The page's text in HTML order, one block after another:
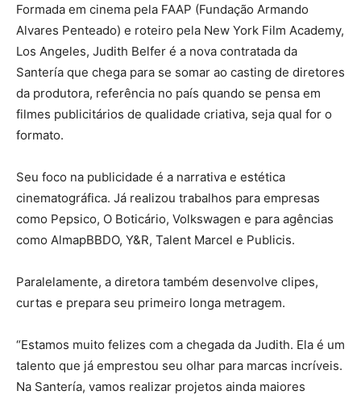
Formada em cinema pela FAAP (Fundação Armando
Alvares Penteado) e roteiro pela New York Film Academy,
Los Angeles, Judith Belfer é a nova contratada da
Santería que chega para se somar ao casting de diretores
da produtora, referência no país quando se pensa em
filmes publicitários de qualidade criativa, seja qual for o
formato.
Seu foco na publicidade é a narrativa e estética
cinematográfica. Já realizou trabalhos para empresas
como Pepsico, O Boticário, Volkswagen e para agências
como AlmapBBDO, Y&R, Talent Marcel e Publicis.
Paralelamente, a diretora também desenvolve clipes,
curtas e prepara seu primeiro longa metragem.
“Estamos muito felizes com a chegada da Judith. Ela é um
talento que já emprestou seu olhar para marcas incríveis.
Na Santería, vamos realizar projetos ainda maiores